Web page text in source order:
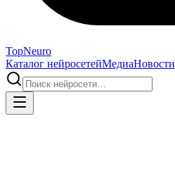
TopNeuro
Каталог нейросетейМедиаНовости